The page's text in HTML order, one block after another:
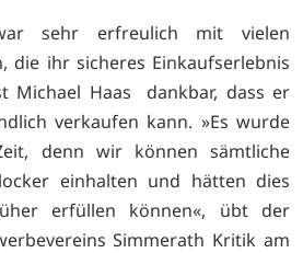
sehr erfreulich mit vielen
die ihr sicheres Einkaufserlebnis
Michael Haas dankbar, dass er
verkaufen kann. »Es wurde
denn wir können sämtliche
einhalten und hätten dies
erfüllen können«, übt der
Simmerath Kritik am